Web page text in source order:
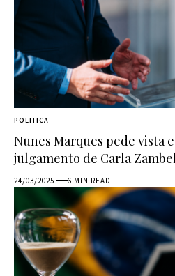
POLITICA
Nunes Marques pede vista
julgamento de Carla
24/03/2025 6 MIN READ